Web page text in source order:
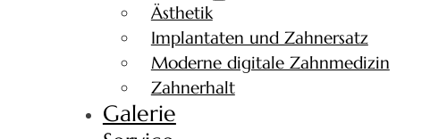
Ästhetik
Implantaten und Zahnersatz
Moderne digitale Zahnmedizin
Zahnerhalt
Galerie